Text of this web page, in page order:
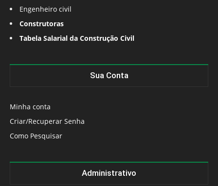
Engenheiro civil
Construtoras
Tabela Salarial da Construção Civil
Sua Conta
Minha conta
Criar/Recuperar Senha
Como Pesquisar
Administrativo